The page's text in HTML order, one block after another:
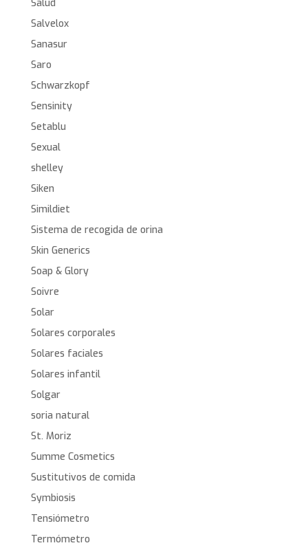
Salud
Salvelox
Sanasur
Saro
Schwarzkopf
Sensinity
Setablu
Sexual
shelley
Siken
Simildiet
Sistema de recogida de orina
Skin Generics
Soap & Glory
Soivre
Solar
Solares corporales
Solares faciales
Solares infantil
Solgar
soria natural
St. Moriz
Summe Cosmetics
Sustitutivos de comida
Symbiosis
Tensiómetro
Termómetro